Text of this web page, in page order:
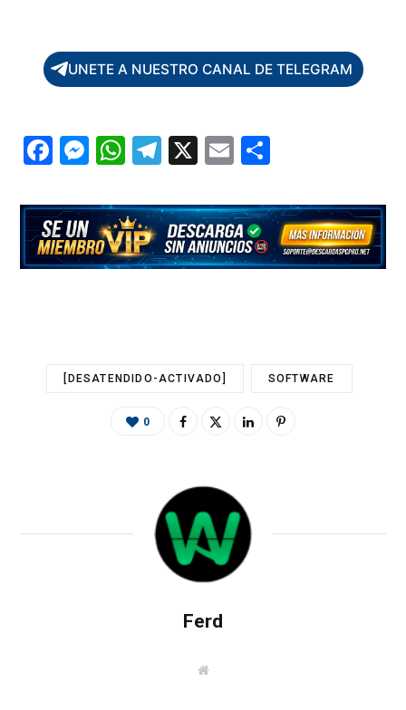
UNETE A NUESTRO CANAL DE TELEGRAM
F
e
b
o
M
se
n
g
W
at
s
A
T
e
gr
a
X E
ai
l
m
p
ar
[DESATENDIDO-ACTIVADO] SOFTWARE
0
Ferd
W